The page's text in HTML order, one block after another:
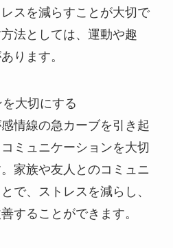
スを減らすことが大切で
法としては、運動や趣
ります。
大切にする
情線の急カーブを引き起
ミュニケーションを大切
家族や友人とのコミュニ
で、ストレスを減らし、
することができます。